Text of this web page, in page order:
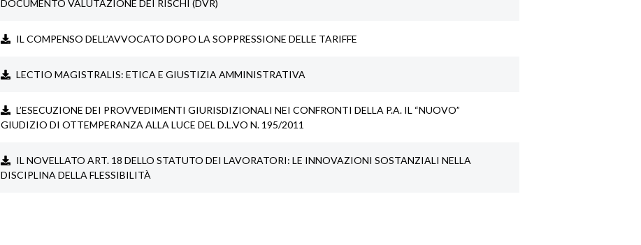
DOCUMENTO VALUTAZIONE DEI RISCHI (DVR)
IL COMPENSO DELL’AVVOCATO DOPO LA SOPPRESSIONE DELLE TARIFFE
LECTIO MAGISTRALIS: ETICA E GIUSTIZIA AMMINISTRATIVA
L’ESECUZIONE DEI PROVVEDIMENTI GIURISDIZIONALI NEI CONFRONTI DELLA P.A. IL “NUOVO”
GIUDIZIO DI OTTEMPERANZA ALLA LUCE DEL D.L.VO N. 195/2011
IL NOVELLATO ART. 18 DELLO STATUTO DEI LAVORATORI: LE INNOVAZIONI SOSTANZIALI NELLA
DISCIPLINA DELLA FLESSIBILITÀ